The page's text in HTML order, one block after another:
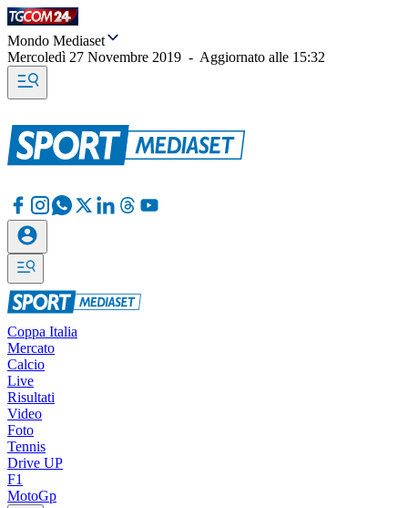
Mondo Mediaset
Mercoledì 27 Novembre 2019 - Aggiornato alle 15:32
Coppa Italia
Mercato
Calcio
Live
Risultati
Video
Foto
Tennis
Drive UP
F1
MotoGp